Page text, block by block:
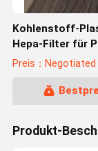
Kohlenstoff-
Hepa-Filter für
Preis：Negotiated
Produkt-